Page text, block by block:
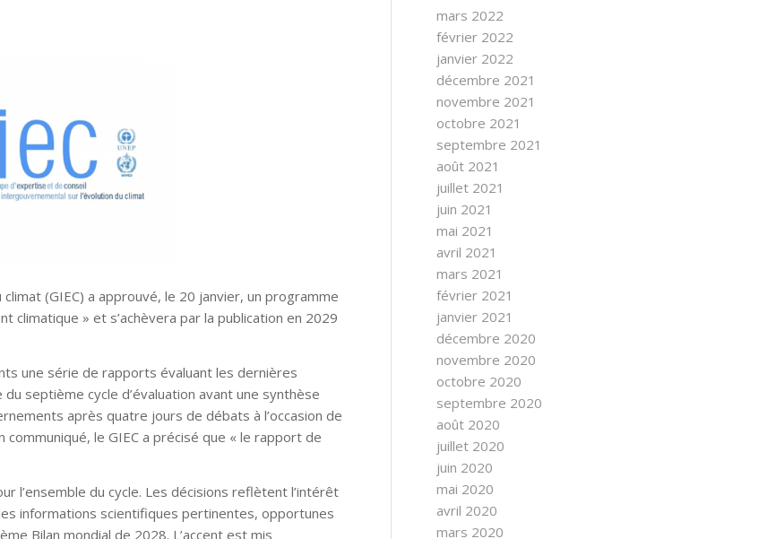
(GIEC) a approuvé, le 20 janvier, un programme
climatique » et s’achèvera par la publication en 2029
une série de rapports évaluant les dernières
septième cycle d’évaluation avant une synthèse
après quatre jours de débats à l’occasion de
le GIEC a précisé que « le rapport de
l’ensemble du cycle. Les décisions reflètent l’intérêt
informations scientifiques pertinentes, opportunes
Bilan mondial de 2028. L’accent est mis
mars 2022
février 2022
janvier 2022
décembre 2021
novembre 2021
octobre 2021
septembre 2021
août 2021
juillet 2021
juin 2021
mai 2021
avril 2021
mars 2021
février 2021
janvier 2021
décembre 2020
novembre 2020
octobre 2020
septembre 2020
août 2020
juillet 2020
juin 2020
mai 2020
avril 2020
mars 2020